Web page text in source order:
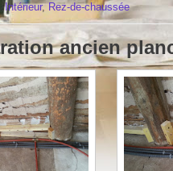
,Intérieur,Rez-de-chaussée
ancien